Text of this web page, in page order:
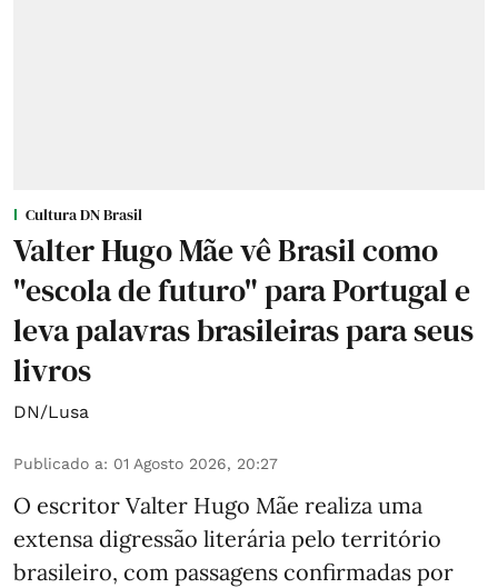
Cultura DN Brasil
Valter Hugo Mãe vê Brasil como
"escola de futuro" para Portugal e
leva palavras brasileiras para seus
livros
DN/Lusa
Publicado a: 01 Agosto 2026, 20:27
O escritor Valter Hugo Mãe realiza uma
extensa digressão literária pelo território
brasileiro, com passagens confirmadas por